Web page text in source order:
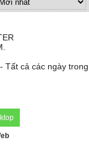
Tất cả các ngày trong